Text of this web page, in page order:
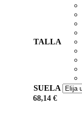
TALLA
SUELA
68,14 €